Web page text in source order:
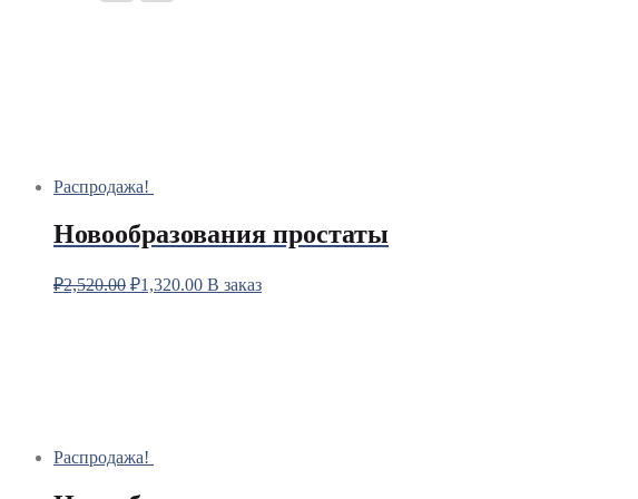
Распродажа!
Новообразования простаты
₽2,520.00 ₽1,320.00 В заказ
Распродажа!